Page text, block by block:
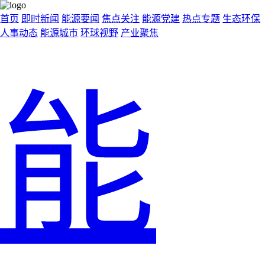
首页 即时新闻 能源要闻 焦点关注 能源党建 热点专题 生态环保
人事动态 能源城市 环球视野 产业聚焦
能